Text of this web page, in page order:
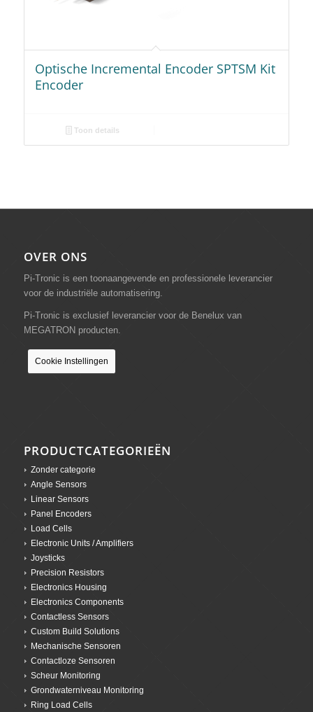
Optische Incremental Encoder SPTSM Kit
Encoder
Toon details
OVER ONS
Pi-Tronic is een toonaangevende en professionele leverancier
voor de industriële automatisering.
Pi-Tronic is exclusief leverancier voor de Benelux van
MEGATRON producten.
Cookie Instellingen
PRODUCTCATEGORIEËN
Zonder categorie
Angle Sensors
Linear Sensors
Panel Encoders
Load Cells
Electronic Units / Amplifiers
Joysticks
Precision Resistors
Electronics Housing
Electronics Components
Contactless Sensors
Custom Build Solutions
Mechanische Sensoren
Contactloze Sensoren
Scheur Monitoring
Grondwaterniveau Monitoring
Ring Load Cells